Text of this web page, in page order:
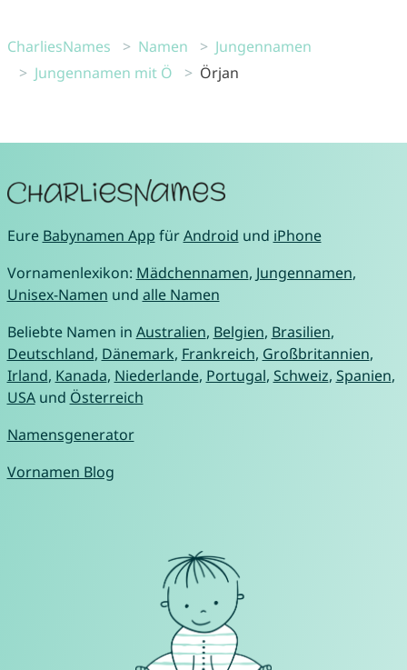
CharliesNames Namen
Jungennamen
Jungennamen mit Ö
Örjan
Eure Babynamen App fürAndroid und iPhone
Vornamenlexikon: Mädchennamen, Jungennamen,
Unisex-Namen und alle Namen
Beliebte Namen in Australien, Belgien, Brasilien,
Deutschland, Dänemark, Frankreich, Großbritannien,
Irland, Kanada, Niederlande, Portugal, Schweiz, Spanien,
USAund Österreich
Namensgenerator
Vornamen Blog